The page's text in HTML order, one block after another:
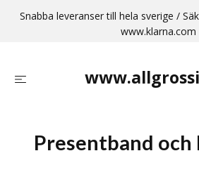
Snabba leveranser till hela sverige /
www.klarna.com
Presentband och